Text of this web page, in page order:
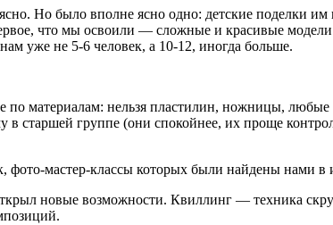
Но было вполне ясно одно: детские поделки
что мы освоили — сложные и красивые
уже не 5-6 человек, а 10-12, иногда больше.
по материалам: нельзя пластилин, ножницы,
старшей группе (они спокойнее, их проще
фото-мастер-классы которых были найдены нами
новые возможности. Квиллинг — техника